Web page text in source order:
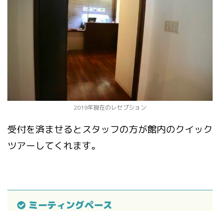
2019年現在のレセプション
受付を済ませるとスタッフの方が館内のクイック
ツアーしてくれます。
ミーティングペース